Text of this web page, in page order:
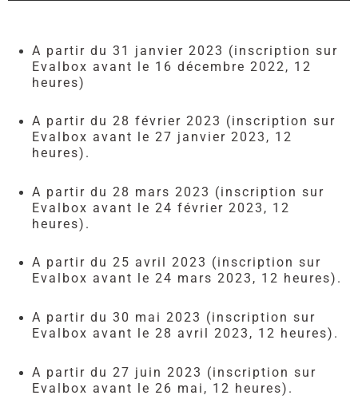
A partir du 31 janvier 2023 (inscription sur
Evalbox avant le 16 décembre 2022, 12
heures)
A partir du 28 février 2023 (inscription sur
Evalbox avant le 27 janvier 2023, 12
heures).
A partir du 28 mars 2023 (inscription sur
Evalbox avant le 24 février 2023, 12
heures).
A partir du 25 avril 2023 (inscription sur
Evalbox avant le 24 mars 2023, 12 heures).
A partir du 30 mai 2023 (inscription sur
Evalbox avant le 28 avril 2023, 12 heures).
A partir du 27 juin 2023 (inscription sur
Evalbox avant le 26 mai, 12 heures).